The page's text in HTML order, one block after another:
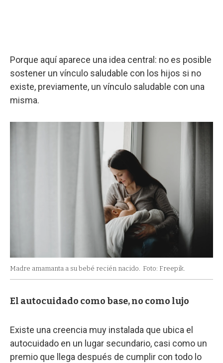
Porque aquí aparece una idea central: no es posible
sostener un vínculo saludable con los hijos si no
existe, previamente, un vínculo saludable con una
misma.
Madre amamanta a su bebé recién nacido. Foto: Freepik.
El autocuidado como base, no como lujo
Existe una creencia muy instalada que ubica el
autocuidado en un lugar secundario, casi como un
premio que llega después de cumplir con todo lo